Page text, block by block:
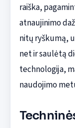
raiška,
atnaujinimo
nitų ryškumą,
net ir saulėtą
technologija,
naudojimo